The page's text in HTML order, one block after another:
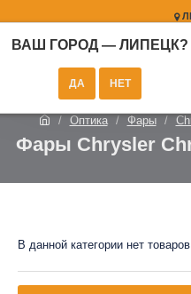
ВАШ ГОРОД — ЛИПЕЦК?
Оптика Фары
Фары Chrysler
В данной категории нет